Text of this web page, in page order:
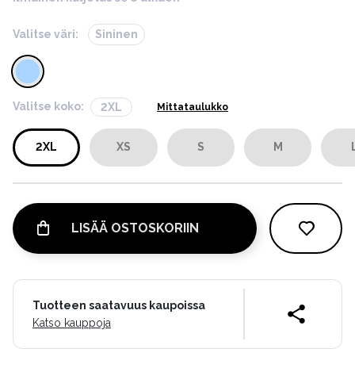
Valitse väri: Sininen
Valitse koko: 2XL Mittataulukko
2XL XS S M
LISÄÄ OSTOSKORIIN
Tuotteen saatavuus kaupoissa
Katso kauppoja